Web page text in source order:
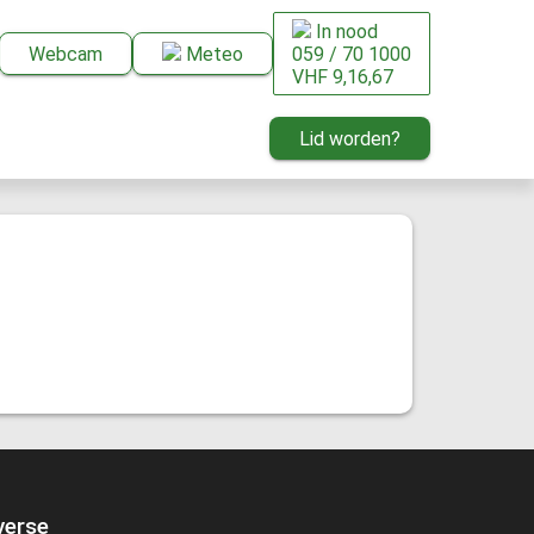
Webcam Meteo
In nood
059 / 70 1000
VHF 9,16,67
Lid worden?